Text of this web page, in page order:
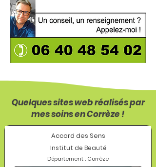
Quelques sites web réalisés par
mes soins en Corrèze !
Accord des Sens
Institut de Beauté
Département : Corrèze